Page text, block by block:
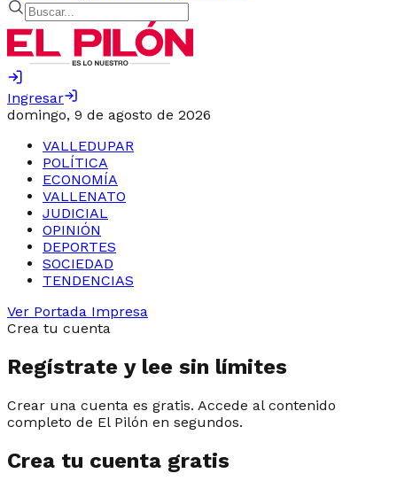
Ingresar
domingo, 9 de agosto de 2026
VALLEDUPAR
POLÍTICA
ECONOMÍA
VALLENATO
JUDICIAL
OPINIÓN
DEPORTES
SOCIEDAD
TENDENCIAS
Ver Portada Impresa
Crea tu cuenta
Regístrate y lee sin límites
Crear una cuenta es gratis. Accede al contenido
completo de El Pilón en segundos.
Crea tu cuenta gratis